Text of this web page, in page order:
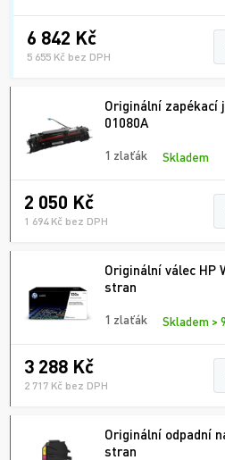
6 842 Kč
5 655 Kč bez DPH
Originální zapékací
01080A
1 zlaťák Skladem
2 050 Kč
1 694 Kč bez DPH
Originální válec HP
stran
1 zlaťák Skladem >
3 288 Kč
2 717 Kč bez DPH
Originální odpadní
stran